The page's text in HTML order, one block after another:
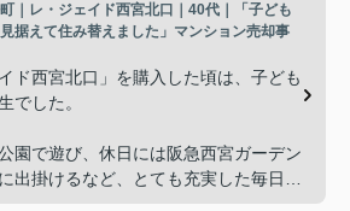
ィエステートさんへ相談すると、「パ
宮北口」の査定だけでなく、住み替え
ュールや資金計画まで丁寧にサポート
ました。
、西宮北口駅へのアクセス、阪急西宮
医療機関や買い物施設など、将来も安
それぞれ別の仕事に就いており、
ビルの管理を任せるのは難しいかもし
合うようになりました。
ィエステートさんへ相談すると、収益
町｜レ・ジェイド西宮北口｜40代｜「子ども
据えて住み替えました」マンション売却事
ド西宮北口」を購入した頃は、子ども
でした。
園で遊び、休日には阪急西宮ガーデン
出掛けるなど、とても充実した毎日を